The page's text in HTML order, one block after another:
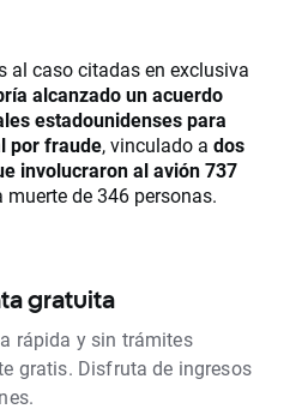
al caso citadas en exclusiva
alcanzado un acuerdo
estadounidenses para
por fraude, vinculado a dos
involucraron al avión 737
muerte de 346 personas.
gratuita
rápida y sin trámites
gratis. Disfruta de ingresos